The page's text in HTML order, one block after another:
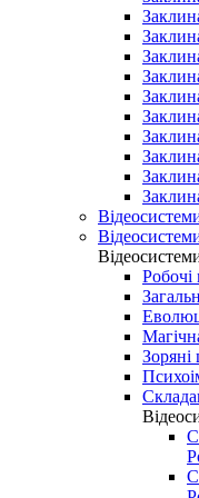
Робочі
Зоряні